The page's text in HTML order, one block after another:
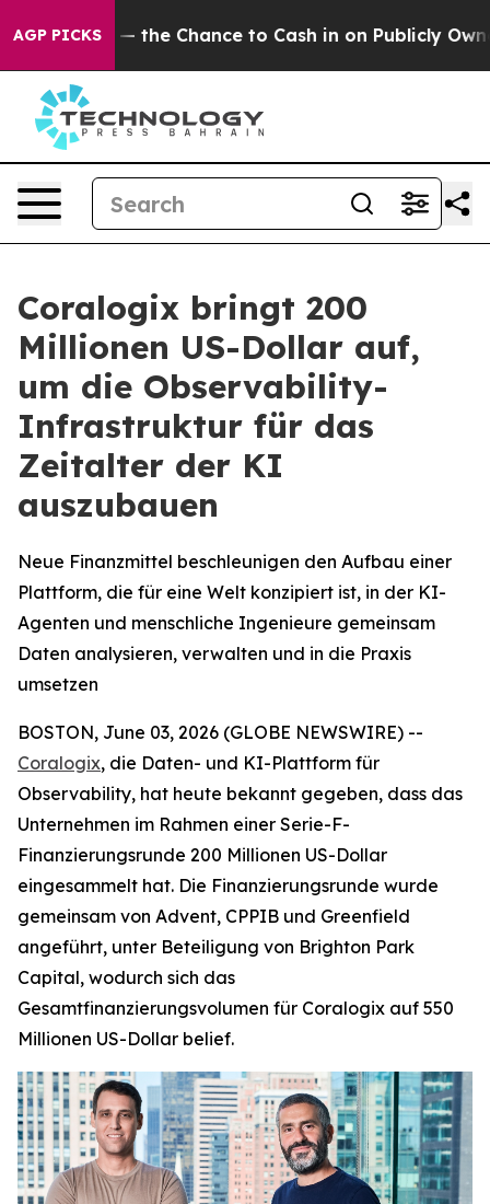
AGP PICKS
— the Chance to Cash in on Publicly Owned oil
Coralogix bringt 200
Millionen US-Dollar auf,
um die Observability-
Infrastruktur für das
Zeitalter der KI
auszubauen
Neue Finanzmittel beschleunigen den Aufbau einer
Plattform, die für eine Welt konzipiert ist, in der KI-
Agenten und menschliche Ingenieure gemeinsam
Daten analysieren, verwalten und in die Praxis
umsetzen
BOSTON, June 03, 2026 (GLOBE NEWSWIRE) --
Coralogix, die Daten- und KI-Plattform für
Observability, hat heute bekannt gegeben, dass das
Unternehmen im Rahmen einer Serie-F-
Finanzierungsrunde 200 Millionen US-Dollar
eingesammelt hat. Die Finanzierungsrunde wurde
gemeinsam von Advent, CPPIB und Greenfield
angeführt, unter Beteiligung von Brighton Park
Capital, wodurch sich das
Gesamtfinanzierungsvolumen für Coralogix auf 550
Millionen US-Dollar belief.